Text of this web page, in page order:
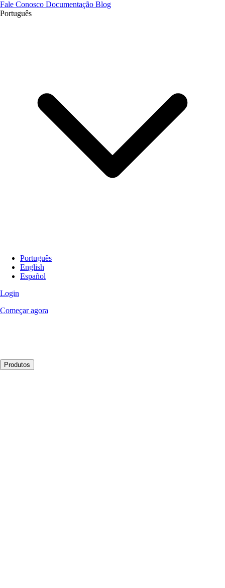
Fale Conosco Documentação Blog
Português
Português
English
Español
Login
Começar agora
Produtos